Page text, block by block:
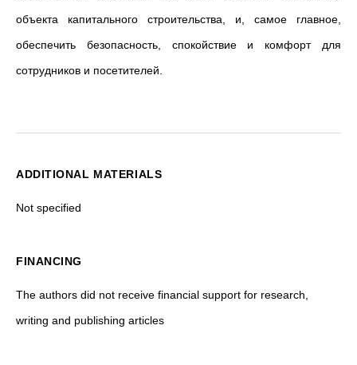
объекта капитального строительства, и, самое главное,
обеспечить безопасность, спокойствие и комфорт для
сотрудников и посетителей.
ADDITIONAL MATERIALS
Not specified
FINANCING
The authors did not receive financial support for research,
writing and publishing articles